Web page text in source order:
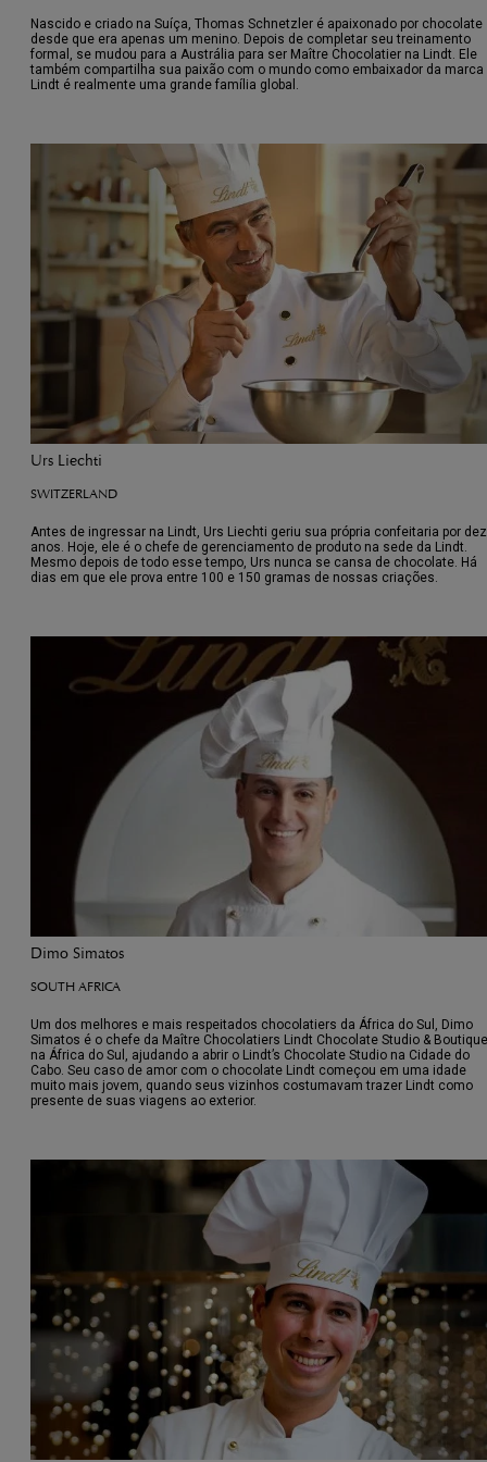
Nascido e criado na Suíça, Thomas Schnetzler é apaixonado por chocolate
desde que era apenas um menino. Depois de completar seu treinamento
formal, se mudou para a Austrália para ser Maître Chocolatier na Lindt. Ele
também compartilha sua paixão com o mundo como embaixador da marca
Lindt é realmente uma grande família global.
Urs Liechti
SWITZERLAND
Antes de ingressar na Lindt, Urs Liechti geriu sua própria confeitaria por dez
anos. Hoje, ele é o chefe de gerenciamento de produto na sede da Lindt.
Mesmo depois de todo esse tempo, Urs nunca se cansa de chocolate. Há
dias em que ele prova entre 100 e 150 gramas de nossas criações.
Dimo Simatos
SOUTH AFRICA
Um dos melhores e mais respeitados chocolatiers da África do Sul, Dimo ​​
Simatos é o chefe da Maître Chocolatiers Lindt Chocolate Studio & Boutique
na África do Sul, ajudando a abrir o Lindt’s Chocolate Studio na Cidade do
Cabo. Seu caso de amor com o chocolate Lindt começou em uma idade
muito mais jovem, quando seus vizinhos costumavam trazer Lindt como
presente de suas viagens ao exterior.